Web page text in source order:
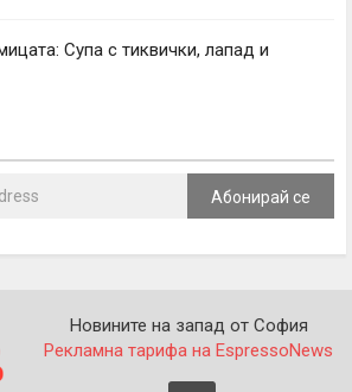
Супа с тиквички, лапад и
Абонирай се
Новините на запад от София
Рекламна тарифа на EspressoNews